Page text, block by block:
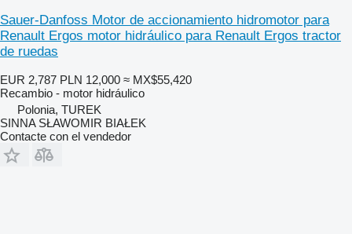
Sauer-Danfoss Motor de accionamiento hidromotor para
Renault Ergos motor hidráulico para Renault Ergos tractor
de ruedas
EUR 2,787 PLN 12,000 ≈ MX$55,420
Recambio - motor hidráulico
Polonia, TUREK
SINNA SŁAWOMIR BIAŁEK
Contacte con el vendedor